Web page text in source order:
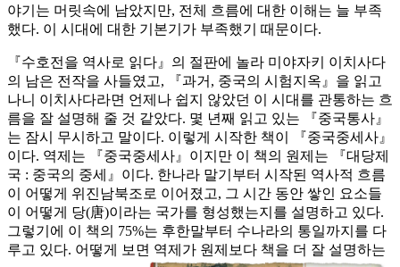
야기는 머릿속에 남았지만, 전체 흐름에 대한 이해는 늘 부족
했다. 이 시대에 대한 기본기가 부족했기 때문이다.
『수호전을 역사로 읽다』의 절판에 놀라 미야자키 이치사다
의 남은 전작을 사들였고, 『과거, 중국의 시험지옥』을 읽고
나니 이치사다라면 언제나 쉽지 않았던 이 시대를 관통하는 흐
름을 잘 설명해 줄 것 같았다. 몇 년째 읽고 있는 『중국통사』
는 잠시 무시하고 말이다. 이렇게 시작한 책이 『중국중세사』
이다. 역제는 『중국중세사』이지만 이 책의 원제는 『대당제
국 : 중국의 중세』이다. 한나라 말기부터 시작된 역사적 흐름
이 어떻게 위진남북조로 이어졌고, 그 시간 동안 쌓인 요소들
이 어떻게 당(唐)이라는 국가를 형성했는지를 설명하고 있다.
그렇기에 이 책의 75%는 후한말부터 수나라의 통일까지를 다
루고 있다. 어떻게 보면 역제가 원제보다 책을 더 잘 설명하는